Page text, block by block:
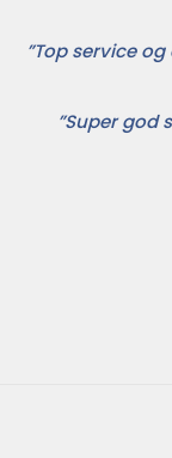
”Top service
”Super god